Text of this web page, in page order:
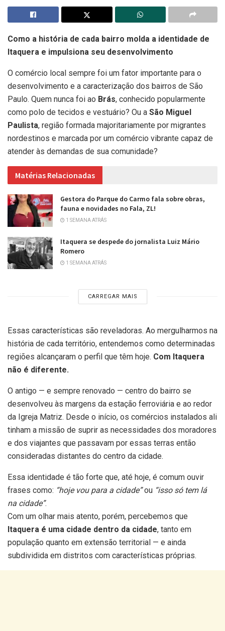
Como a história de cada bairro molda a identidade de
Itaquera e impulsiona seu desenvolvimento
O comércio local sempre foi um fator importante para o
desenvolvimento e a caracterização dos bairros de São
Paulo. Quem nunca foi ao Brás, conhecido popularmente
como polo de tecidos e vestuário? Ou a São Miguel
Paulista, região formada majoritariamente por migrantes
nordestinos e marcada por um comércio vibrante capaz de
atender às demandas de sua comunidade?
Matérias Relacionadas
Gestora do Parque do Carmo fala sobre obras,
fauna e novidades no Fala, ZL!
1 SEMANA ATRÁS
Itaquera se despede do jornalista Luiz Mário
Romero
1 SEMANA ATRÁS
CARREGAR MAIS
Essas características são reveladoras. Ao mergulharmos na
história de cada território, entendemos como determinadas
regiões alcançaram o perfil que têm hoje. Com Itaquera
não é diferente.
O antigo — e sempre renovado — centro do bairro se
desenvolveu às margens da estação ferroviária e ao redor
da Igreja Matriz. Desde o início, os comércios instalados ali
tinham a missão de suprir as necessidades dos moradores
e dos viajantes que passavam por essas terras então
consideradas distantes do centro da cidade.
Essa identidade é tão forte que, até hoje, é comum ouvir
frases como: “hoje vou para a cidade”ou “isso só tem lá
na cidade”.
Com um olhar mais atento, porém, percebemos que
Itaquera é uma cidade dentro da cidade, tanto em
população quanto em extensão territorial — e ainda
subdividida em distritos com características próprias.